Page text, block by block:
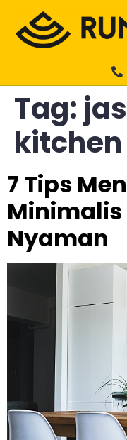
Tag:
7 Tips
Minimalis
Nyaman